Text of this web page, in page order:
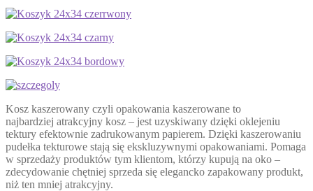
Kosz kaszerowany czyli opakowania kaszerowane to
najbardziej atrakcyjny kosz – jest uzyskiwany dzięki oklejeniu
tektury efektownie zadrukowanym papierem. Dzięki kaszerowaniu
pudełka tekturowe stają się ekskluzywnymi opakowaniami. Pomaga
w sprzedaży produktów tym klientom, którzy kupują na oko –
zdecydowanie chętniej sprzeda się elegancko zapakowany produkt,
niż ten mniej atrakcyjny.